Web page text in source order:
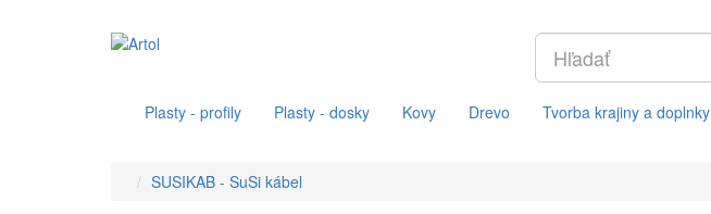
Plasty - profily Plasty - dosky Kovy Drevo Tvorba krajiny a doplnky
SUSIKAB - SuSi kábel